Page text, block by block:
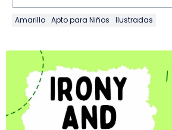
Amarillo Apto para Niños Ilustradas